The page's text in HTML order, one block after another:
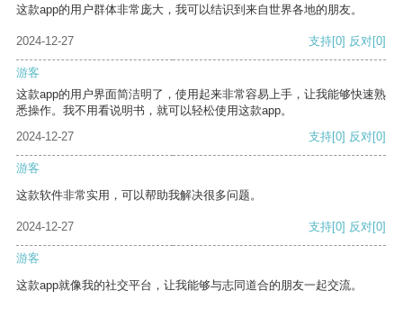
这款app的用户群体非常庞大，我可以结识到来自世界各地的朋友。
2024-12-27 支持[0] 反对[0]
游客
这款app的用户界面简洁明了，使用起来非常容易上手，让我能够快速熟
悉操作。我不用看说明书，就可以轻松使用这款app。
2024-12-27
支持[0] 反对[0]
游客
这款软件非常实用，可以帮助我解决很多问题。
2024-12-27 支持[0] 反对[0]
游客
这款app就像我的社交平台，让我能够与志同道合的朋友一起交流。